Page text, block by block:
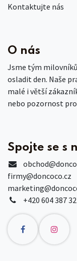
Kontaktujte nás
O nás
Jsme tým
osladit den. Naše
malé i větší
nebo pozornost
Spojte se s
obchod
firmy@doncoco.cz
+420 604 387